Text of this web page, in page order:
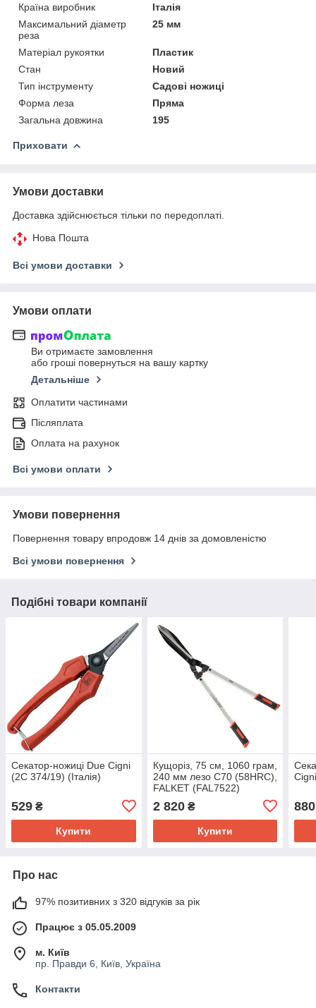
Країна виробник
Італія
Максимальний діаметр
реза
25 мм
Матеріал рукоятки
Пластик
Стан
Новий
Тип інструменту
Садові ножиці
Форма леза
Пряма
Загальна довжина
195
Приховати
Умови доставки
Доставка здійснюється тільки по передоплаті.
Нова Пошта
Всі умови доставки
Умови оплати
Ви отримаєте замовлення
або гроші повернуться на вашу картку
Детальніше
Оплатити частинами
Післяплата
Оплата на рахунок
Всі умови оплати
Умови повернення
Повернення товару впродовж 14 днів за домовленістю
Всі умови повернення
Подібні товари компанії
Секатор-ножиці Due Cigni
(2C 374/19) (Італія)
529 ₴
Купити
Кущоріз, 75 см, 1060 грам,
240 мм лезо C70 (58HRC),
FALKET (FAL7522)
2 820₴
Купити
880
Про нас
97% позитивних з 320 відгуків за рік
Працює з 05.05.2009
м. Київ
пр. Правди 6, Київ, Україна
Контакти